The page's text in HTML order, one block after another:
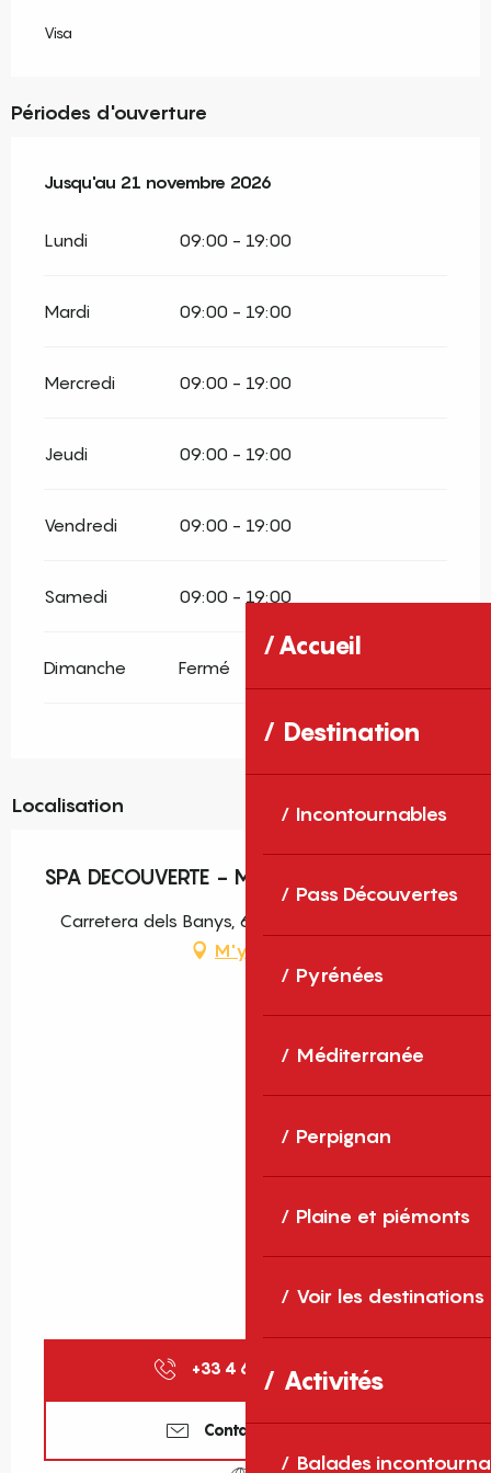
Accueil
Destination
Incontournables
Pass Découvertes
Pyrénées
Méditerranée
Perpignan
Plaine et piémonts
Voir les destinations
Activités
Balades
Visa
Périodes d'ouverture
Du30 mars 2026au21 novembre 2026
Jusqu'au 21 novembre 2026
Lundi 09:00 - 19:00
Mardi 09:00 - 19:00
Mercredi 09:00 - 19:00
Jeudi 09:00 - 19:00
Vendredi 09:00 - 19:00
Samedi 09:00 - 19:00
Dimanche Fermé
Localisation
SPA DECOUVERTE - MOLITG-LES-BAINS
Carretera dels Banys, 66500 Molitg-les-Bains
M'y rendre
+33 4 68 05 44 ▒▒
Contactez-nous